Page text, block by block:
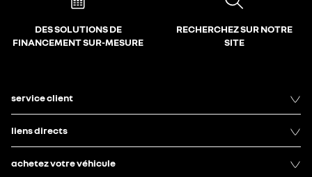
DES SOLUTIONS DE
FINANCEMENT SUR-MESURE
RECHERCHEZ SUR NOTRE
SITE
service client
liens directs
achetez votre véhicule